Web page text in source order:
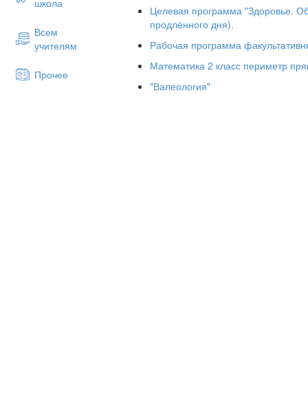
школа
Всем
учителям
Прочее
экономической обстановки в стране
Детский организм, наиболее
неблагоприятных факторов
болезни".
При этом в процессе обучения
Целевая программа "Здоровье.
продлённого дня).
Рабочая программа
Математика 2 класс периметр
"Валеология"